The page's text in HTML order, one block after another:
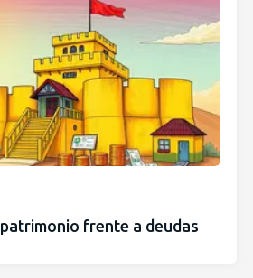
frente a deudas